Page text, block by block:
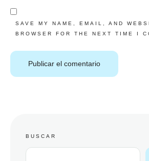
SAVE MY NAME, EMAIL, AND
BROWSER FOR THE NEXT TIME I
BUSCAR